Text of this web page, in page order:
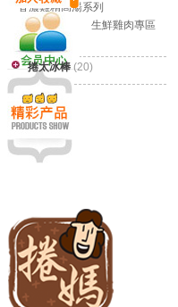
香濃雞精高湯系列
調理盒專區
生鮮雞肉專區
年菜系列
捲太冰棒 (20)